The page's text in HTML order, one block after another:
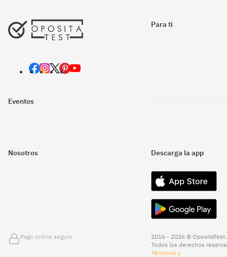
Para ti
Eventos
Nosotros Descarga la app
Pago online seguro
2016 - 2026 © OpositaTest.
Todos los derechos
Términos y